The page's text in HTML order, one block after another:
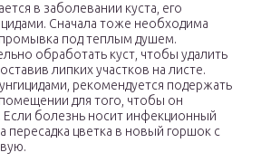
в заболевании куста, его
Сначала тоже необходима
промывка под теплым душем.
обработать куст, чтобы удалить
липких участков на листе.
рекомендуется подержать
для того, чтобы он
Если болезнь носит инфекционный
пересадка цветка в новый горшок с